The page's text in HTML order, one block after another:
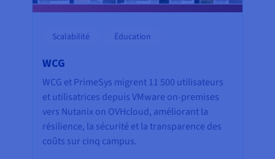
Scalabilité Éducation
WCG
WCG et PrimeSys migrent 11 500 utilisateurs
et utilisatrices depuis VMware on-premises
vers Nutanix on OVHcloud, améliorant la
résilience, la sécurité et la transparence des
coûts sur cinq campus.